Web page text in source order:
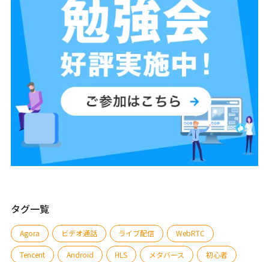
タグ一覧
Agora ビデオ通話 ライブ配信 WebRTC
Tencent Android HLS メタバース 初心者